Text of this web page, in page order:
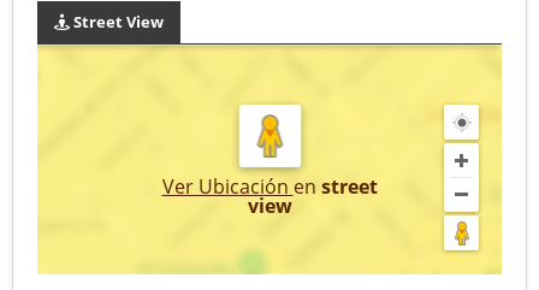
Street View
Ver Ubicación en street
view